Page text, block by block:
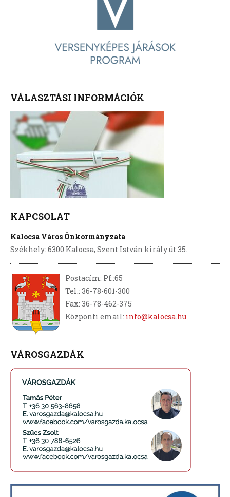
VÁLASZTÁSI INFORMÁCIÓK
KAPCSOLAT
Kalocsa Város Önkormányzata
Székhely: 6300 Kalocsa, Szent István király út 35.
Postacím: Pf.:65
Tel.: 36-78-601-300
Fax: 36-78-462-375
Központi email: info@kalocsa.hu
VÁROSGAZDÁK